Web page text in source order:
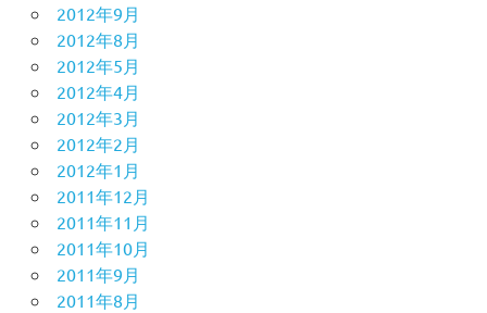
2012年9月
2012年8月
2012年5月
2012年4月
2012年3月
2012年2月
2012年1月
2011年12月
2011年11月
2011年10月
2011年9月
2011年8月